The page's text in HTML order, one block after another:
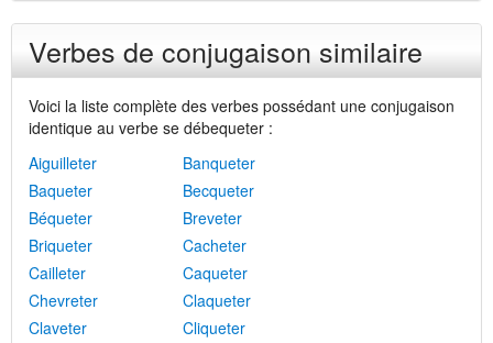
Verbes de conjugaison similaire
Voici la liste complète des verbes possédant une conjugaison
identique au verbe se débequeter :
Aiguilleter
Banqueter
Baqueter
Becqueter
Béqueter
Breveter
Briqueter
Cacheter
Cailleter
Caqueter
Chevreter
Claqueter
Claveter
Cliqueter